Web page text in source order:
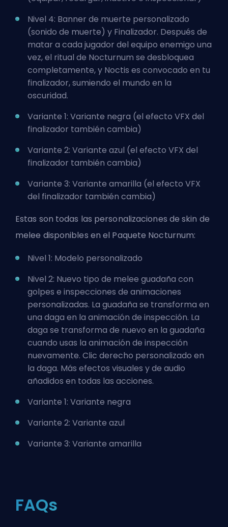
Nivel 4: Banner de muerte personalizado
(sonido de muerte) y Finalizador. Después de
matar a cada jugador del equipo enemigo una
vez, el ritual de Nocturnum se desbloquea
completamente, y Noctis es convocado en tu
finalizador, sumiendo el mundo en la
oscuridad.
Variante 1: Variante negra (el efecto VFX del
finalizador también cambia)
Variante 2: Variante azul (el efecto VFX del
finalizador también cambia)
Variante 3: Variante amarilla (el efecto VFX
del finalizador también cambia)
Estas son todas las personalizaciones de skin de
melee disponibles en el Paquete Nocturnum:
Nivel 1: Modelo personalizado
Nivel 2: Nuevo tipo de melee guadaña con
golpes e inspecciones de animaciones
personalizadas. La guadaña se transforma en
una daga en la animación de inspección. La
daga se transforma de nuevo en la guadaña
cuando usas la animación de inspección
nuevamente. Clic derecho personalizado en
la daga. Más efectos visuales y de audio
añadidos en todas las acciones.
Variante 1: Variante negra
Variante 2: Variante azul
Variante 3: Variante amarilla
FAQs